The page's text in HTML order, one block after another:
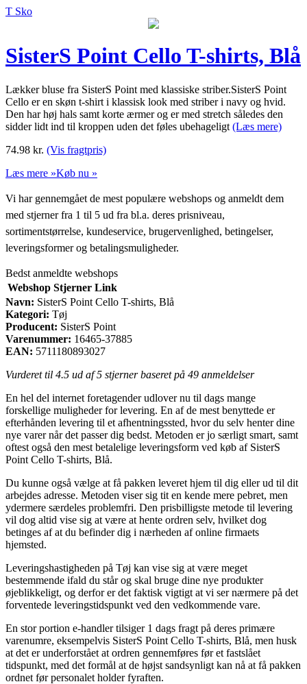
T Sko
SisterS Point Cello T-shirts, Blå
Lækker bluse fra SisterS Point med klassiske striber.SisterS Point
Cello er en skøn t-shirt i klassisk look med striber i navy og hvid.
Den har høj hals samt korte ærmer og er med stretch således den
sidder lidt ind til kroppen uden det føles ubehageligt (Læs mere)
74.98 kr. (Vis fragtpris)
Læs mere »Køb nu »
Vi har gennemgået de mest populære webshops og anmeldt dem
med stjerner fra 1 til 5 ud fra bl.a. deres prisniveau,
sortimentstørrelse, kundeservice, brugervenlighed, betingelser,
leveringsformer og betalingsmuligheder.
Bedst anmeldte webshops
Webshop Stjerner Link
Navn: SisterS Point Cello T-shirts, Blå
Kategori: Tøj
Producent: SisterS Point
Varenummer: 16465-37885
EAN: 5711180893027
Vurderet til 4.5 ud af 5 stjerner baseret på 49 anmeldelser
En hel del internet foretagender udlover nu til dags mange
forskellige muligheder for levering. En af de mest benyttede er
efterhånden levering til et afhentningssted, hvor du selv henter dine
nye varer når det passer dig bedst. Metoden er jo særligt smart, samt
oftest også den mest betalelige leveringsform ved køb af SisterS
Point Cello T-shirts, Blå.
Du kunne også vælge at få pakken leveret hjem til dig eller ud til dit
arbejdes adresse. Metoden viser sig tit en kende mere pebret, men
ydermere særdeles problemfri. Den prisbilligste metode til levering
vil dog altid vise sig at være at hente ordren selv, hvilket dog
betinges af at du befinder dig i nærheden af online firmaets
hjemsted.
Leveringshastigheden på Tøj kan vise sig at være meget
bestemmende ifald du står og skal bruge dine nye produkter
øjeblikkeligt, og derfor er det faktisk vigtigt at vi ser nærmere på det
forventede leveringstidspunkt ved den vedkommende vare.
En stor portion e-handler tilsiger 1 dags fragt på deres primære
varenumre, eksempelvis SisterS Point Cello T-shirts, Blå, men husk
at det er underforstået at ordren gennemføres før et fastslået
tidspunkt, med det formål at de højst sandsynligt kan nå at få pakken
ordnet før personalet holder fyraften.